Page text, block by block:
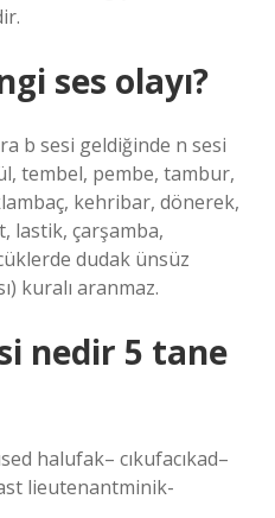
ses olayı?
b sesi geldiğinde n sesi
tembel, pembe, tambur,
kehribar, dönerek,
lastik, çarşamba,
dudak ünsüz
kuralı aranmaz.
nedir 5 tane
halufak– cıkufacıkad–
lieutenantminik-